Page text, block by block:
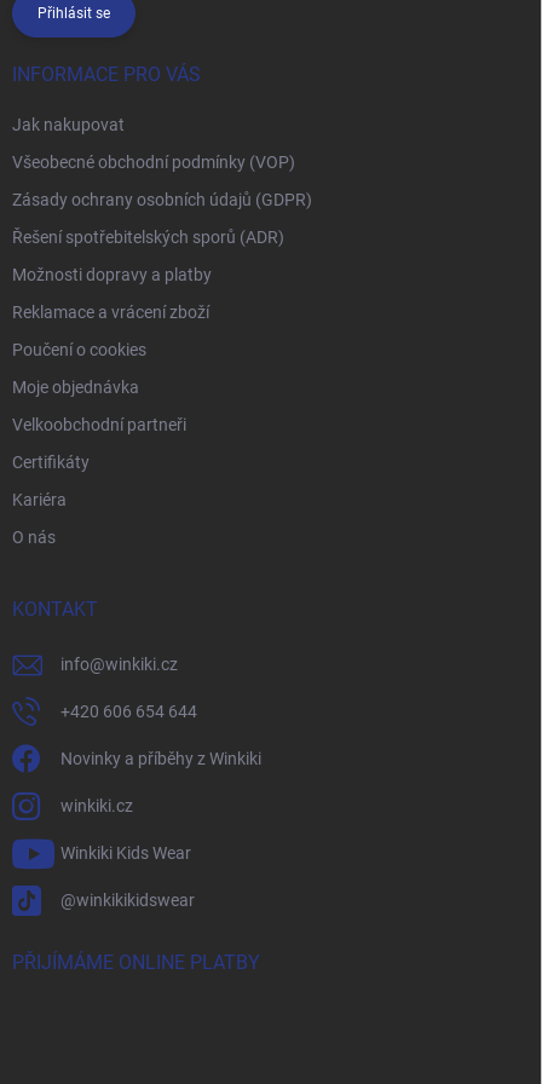
Přihlásit se
INFORMACE PRO VÁS
Jak nakupovat
Všeobecné obchodní podmínky (VOP)
Zásady ochrany osobních údajů (GDPR)
Řešení spotřebitelských sporů (ADR)
Možnosti dopravy a platby
Reklamace a vrácení zboží
Poučení o cookies
Moje objednávka
Velkoobchodní partneři
Certifikáty
Kariéra
O nás
KONTAKT
info@winkiki.cz
+420 606 654 644
Novinky a příběhy z Winkiki
winkiki.cz
Winkiki Kids Wear
@winkikikidswear
PŘIJÍMÁME ONLINE PLATBY